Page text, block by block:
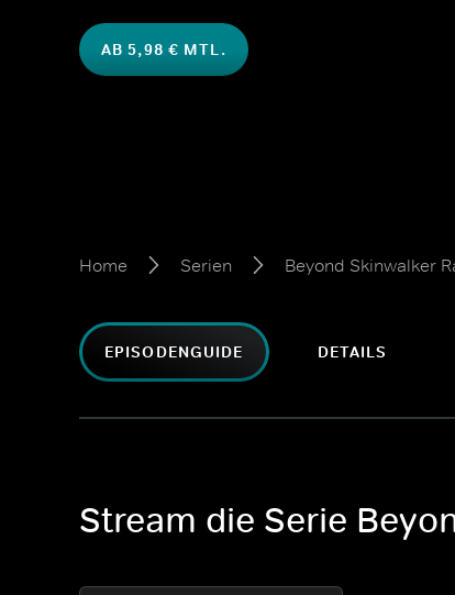
AB 5,98 € MTL.
Home Serien Beyond Skinwalker
EPISODENGUIDE DETAILS
Stream die Serie